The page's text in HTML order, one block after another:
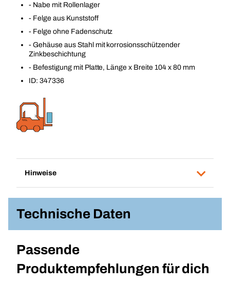
- Nabe mit Rollenlager
- Felge aus Kunststoff
- Felge ohne Fadenschutz
- Gehäuse aus Stahl mit korrosionsschützender
Zinkbeschichtung
- Befestigung mit Platte, Länge x Breite 104 x 80 mm
ID: 347336
Hinweise
Technische Daten
Passende
Produktempfehlungen für dich